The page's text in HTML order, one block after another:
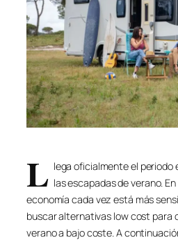
L lega oficialmente el periodo
las escapadas de verano.
economía cada vez está más
buscar alternativas low cost para
verano a bajo coste. A